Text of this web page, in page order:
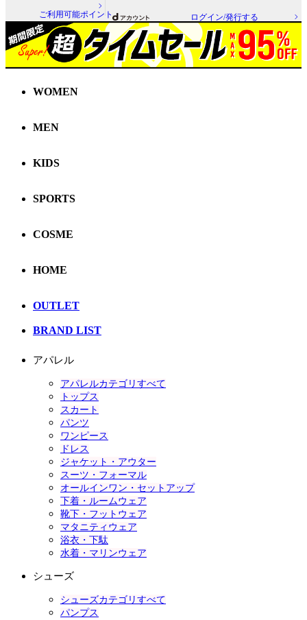
ご利用可能ポイント ログイン/発行する
WOMEN
MEN
KIDS
SPORTS
COSME
HOME
OUTLET
BRAND LIST
アパレル
アパレルカテゴリすべて
トップス
スカート
パンツ
ワンピース
ドレス
ジャケット・アウター
スーツ・フォーマル
オールインワン・セットアップ
下着・ルームウェア
靴下・フットウェア
マタニティウェア
浴衣・下駄
水着・マリンウェア
シューズ
シューズカテゴリすべて
パンプス